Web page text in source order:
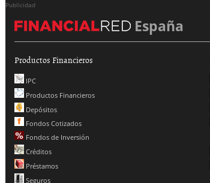
Publicidad
España
Productos Financieros
IPC
Productos Financieros
Depósitos
Fondos Cotizados
Fondos de Inversión
Créditos
Préstamos
Seguros